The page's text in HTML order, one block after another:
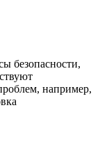
безопасности,
например,